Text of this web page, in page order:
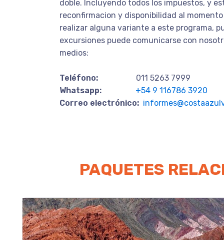
doble. Incluyendo todos los impuestos, y
reconfirmacion y disponibilidad al
realizar alguna variante a este programa,
excursiones puede comunicarse con
medios:
Teléfono:
011 5263 7999
Whatsapp:
+54 9 116786 3920
Correo electrónico:
PAQUETES